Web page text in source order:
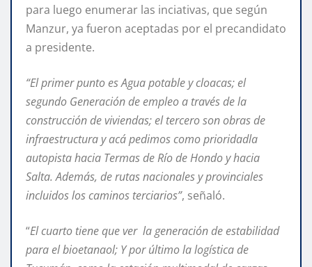
para luego enumerar las inciativas, que según
Manzur, ya fueron aceptadas por el precandidato
a presidente.
“El primer punto es Agua potable y cloacas; el
segundo Generación de empleo a través de la
construcción de viviendas; el tercero son obras de
infraestructura y acá pedimos como prioridadla
autopista hacia Termas de Río de Hondo y hacia
Salta. Además, de rutas nacionales y provinciales
incluidos los caminos terciarios”, señaló.
“El cuarto tiene que ver la generación de estabilidad
para el bioetanaol; Y por último la logística de